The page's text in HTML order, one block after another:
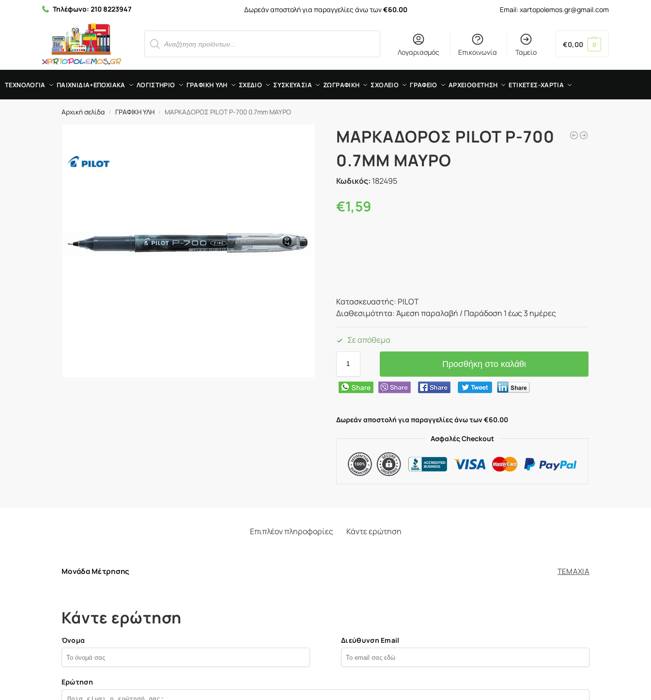
Τηλέφωνο: 210 8223947 Δωρεάν αποστολή για παραγγελίες άνω των€60.00 Email: xartopolemos.gr@gmail.com
Λογαριασμός Επικοινωνία Ταμείο
€0,00 0
ΤΕΧΝΟΛΟΓΙΑ ΠΑΙΧΝΙΔΙΑ+ΕΠΟΧΙΑΚΑ ΛΟΓΙΣΤΗΡΙΟ ΓΡΑΦΙΚΗ ΥΛΗ ΣΧΕΔΙΟ ΣΥΣΚΕΥΑΣΙΑ ΖΩΓΡΑΦΙΚΗ ΣΧΟΛΕΙΟ ΓΡΑΦΕΙΟ ΑΡΧΕΙΟΘΕΤΗΣΗ ΕΤΙΚΕΤΕΣ-ΧΑΡΤΙΑ
Αρχική σελίδα / ΓΡΑΦΙΚΗ ΥΛΗ / ΜΑΡΚΑΔΟΡΟΣ PILOT P-700 0.7mm ΜΑΥΡΟ
ΜΑΡΚΑΔΟΡΟΣ PILOT P-700
0.7MM ΜΑΥΡΟ
Κωδικός: 182495
€1,59
Κατασκευαστής: PILOT
Διαθεσιμότητα: Άμεση παραλαβή / Παράδoση 1 έως 3 ημέρες
Σε απόθεμα
Προσθήκη στο καλάθι
Δωρεάν αποστολή για παραγγελίες άνω των €60.00
Ασφαλές Checkout
Επιπλέον πληροφορίες Κάντε ερώτηση
Μονάδα Μέτρησης ΤΕΜΑΧΙΑ
Κάντε ερώτηση
Όνομα Διεύθυνση Email
Ερώτηση